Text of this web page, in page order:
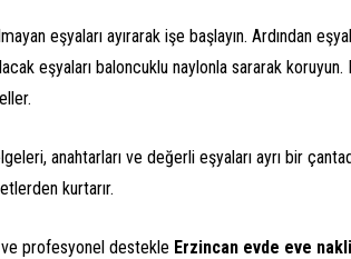
eşyaları ayırarak işe başlayın. Ardından
eşyaları baloncuklu naylonla sararak
anahtarları ve değerli eşyaları ayrı bir
kurtarır.
ve profesyonel destekle Erzincan evde eve